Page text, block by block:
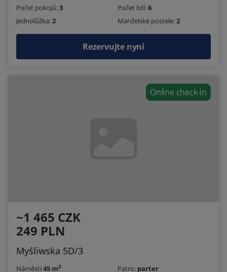
Počet pokojů:3 Počet lidí:6
Jednolůžka:2 Manželské postele:2
Rezervujte nyní
Online check-in
~1 465 CZK
249 PLN
Myśliwska 5D/3
Náměstí45 m2 Patro: parter